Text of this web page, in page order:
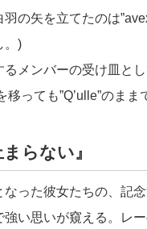
羽の矢を立てたのは
。)
メンバーの受け皿とし
移っても”Q’ulle”のまま
らない』
った彼女たちの、記念
強い思いが窺える。レ